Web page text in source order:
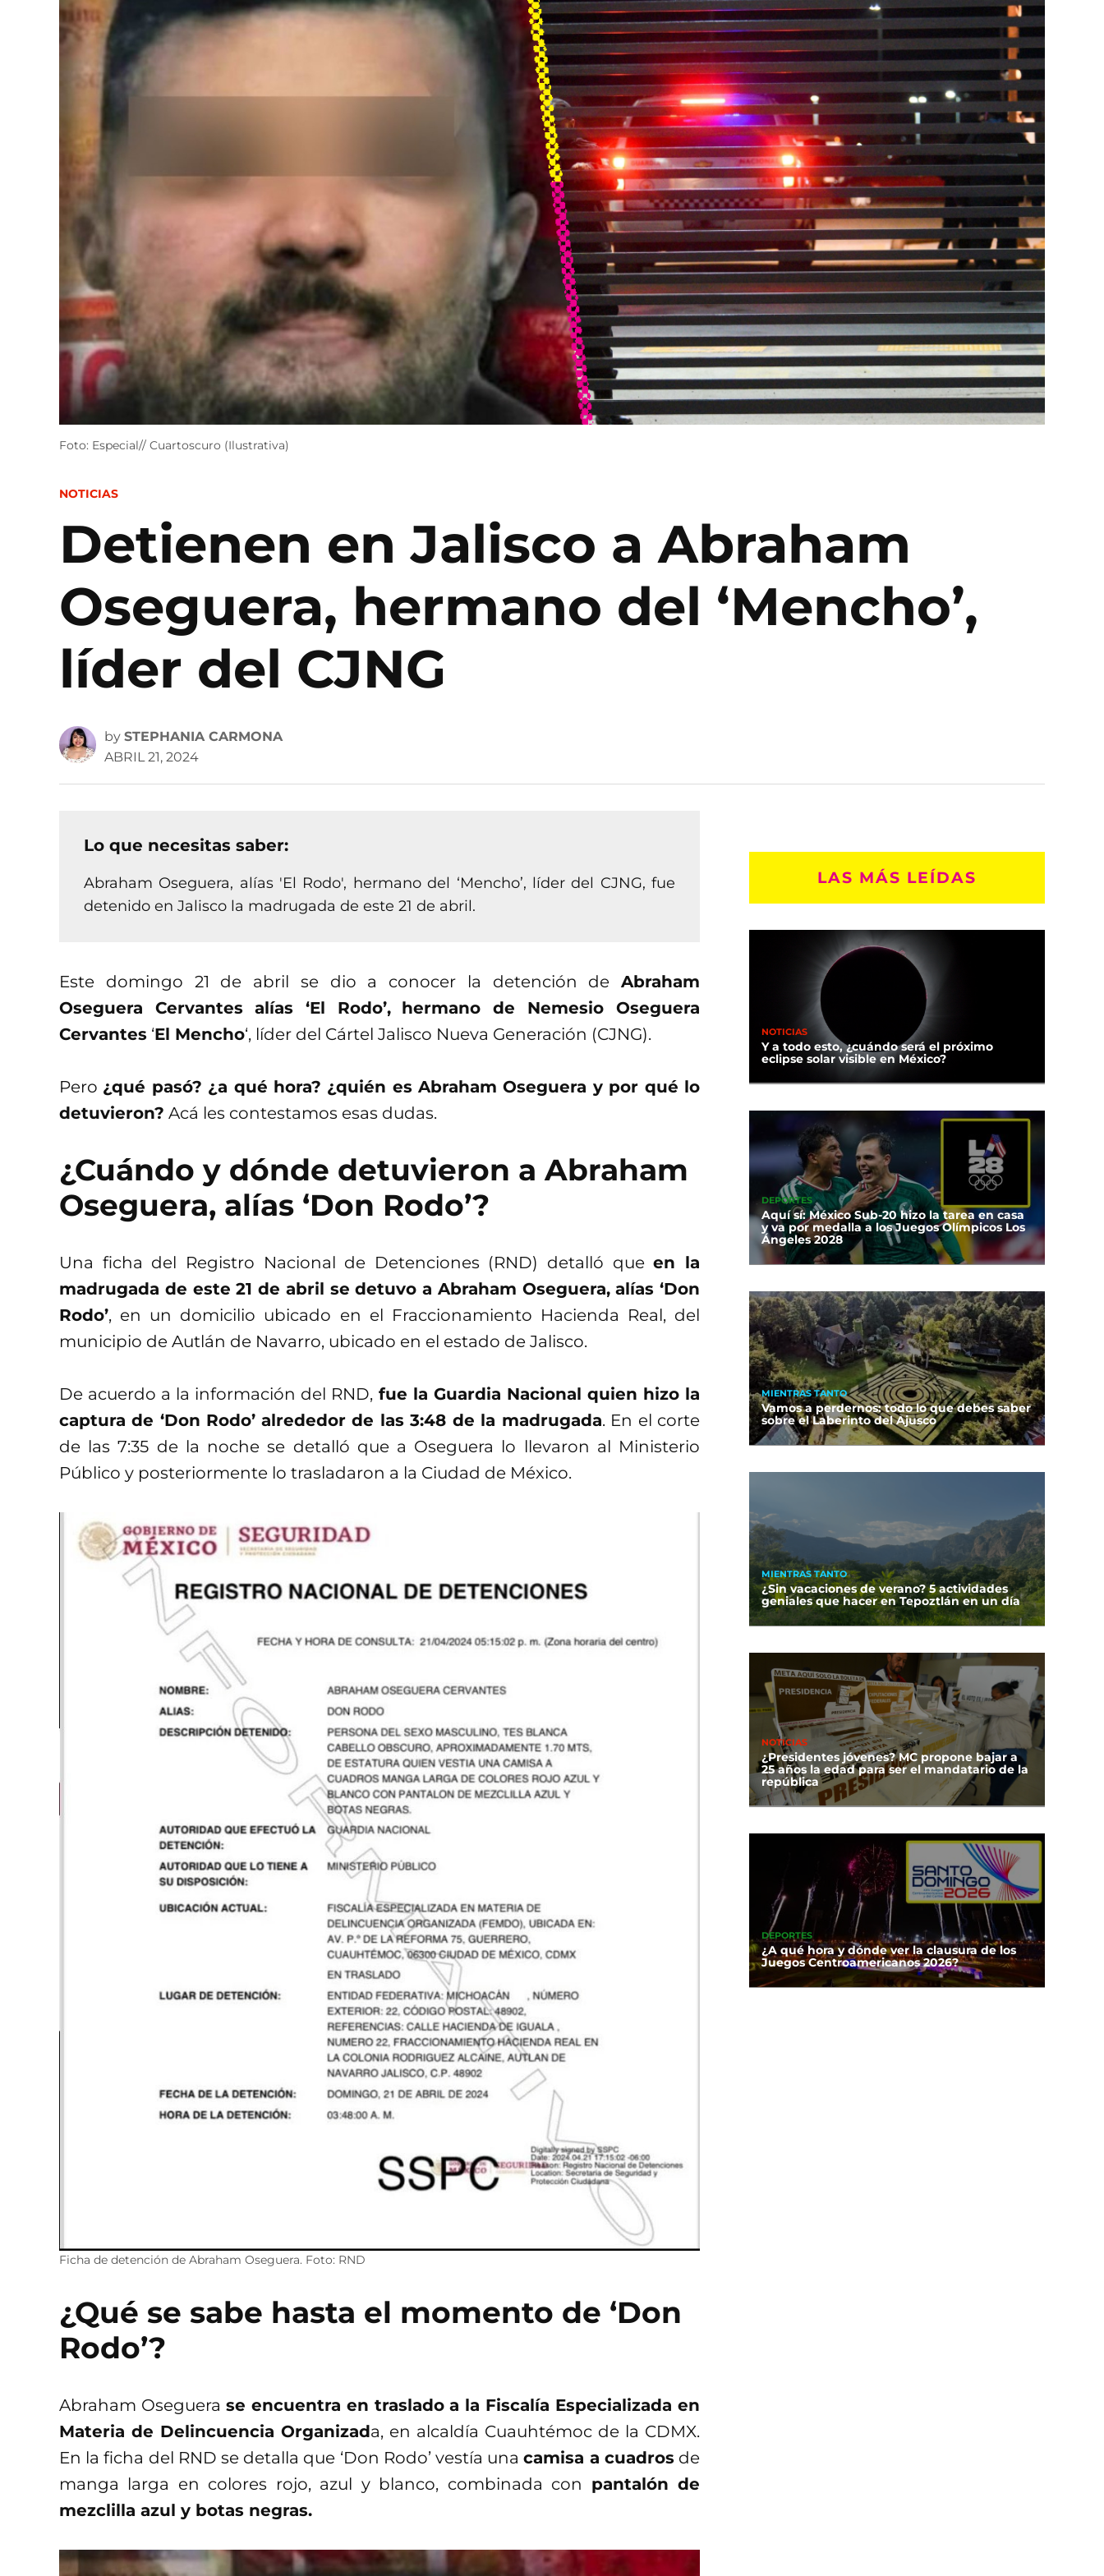
Foto: Especial// Cuartoscuro (Ilustrativa)
POSTED
NOTICIAS
Detienen en Jalisco a Abraham
Oseguera, hermano del ‘Mencho’,
líder del CJNG
by STEPHANIA CARMONA
ABRIL 21, 2024
Lo que necesitas saber:
Abraham Oseguera, alías 'El Rodo', hermano del ‘Mencho’, líder del CJNG, fue
detenido en Jalisco la madrugada de este 21 de abril.
Este domingo 21 de abril se dio a conocer la detención de Abraham
Oseguera Cervantes alías ‘El Rodo’,
hermano de Nemesio Oseguera
Cervantes ‘El Mencho‘, líder del Cártel Jalisco Nueva Generación (CJNG).
Pero ¿qué pasó? ¿a qué hora? ¿quién es Abraham Oseguera y por qué lo
detuvieron? Acá les contestamos esas dudas.
¿Cuándo y dónde detuvieron a Abraham
Oseguera, alías ‘Don Rodo’?
Una ficha del Registro Nacional de Detenciones (RND) detalló queen la
madrugada de este 21 de abril se detuvo a Abraham Oseguera, alías ‘Don
Rodo’, en un domicilio ubicado en el Fraccionamiento Hacienda Real, del
municipio de Autlán de Navarro, ubicado en el estado de Jalisco.
De acuerdo a la información del RND, fue la Guardia Nacional quien hizo la
captura de ‘Don Rodo’ alrededor de las 3:48 de la madrugada. En el corte
de las 7:35 de la noche se detalló que a Oseguera lo llevaron al Ministerio
Público y posteriormente lo trasladaron a la Ciudad de México.
Ficha de detención de Abraham Oseguera. Foto: RND
¿Qué se sabe hasta el momento de ‘Don
Rodo’?
Abraham Oseguera se encuentra en traslado a la Fiscalía Especializada en
Materia de Delincuencia Organizada, en alcaldía Cuauhtémoc de la CDMX.
En la ficha del RND se detalla que ‘Don Rodo’ vestía unacamisa a cuadrosde
manga larga en colores rojo, azul y blanco, combinada con pantalón de
mezclilla azul y botas negras.
LAS MÁS LEÍDAS
NOTICIAS
Y a todo esto, ¿cuándo será el próximo
eclipse solar visible en México?
DEPORTES
Aquí sí: México Sub-20 hizo la tarea en casa
y va por medalla a los Juegos Olímpicos Los
Ángeles 2028
MIENTRAS TANTO
Vamos a perdernos: todo lo que debes saber
sobre el Laberinto del Ajusco
MIENTRAS TANTO
¿Sin vacaciones de verano? 5 actividades
geniales que hacer en Tepoztlán en un día
NOTICIAS
¿Presidentes jóvenes? MC propone bajar a
25 años la edad para ser el mandatario de la
república
DEPORTES
¿A qué hora y dónde ver la clausura de los
Juegos Centroamericanos 2026?